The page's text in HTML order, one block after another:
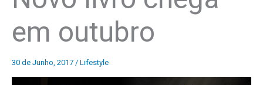
em outubro
30 de Junho, 2017 / Lifestyle